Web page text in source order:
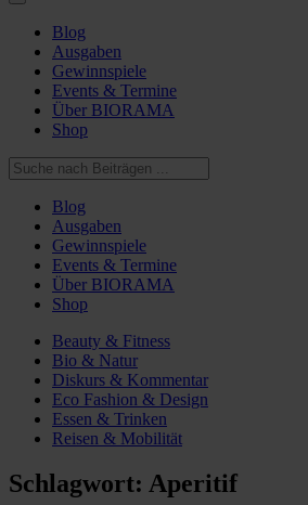
Blog
Ausgaben
Gewinnspiele
Events & Termine
Über BIORAMA
Shop
Blog
Ausgaben
Gewinnspiele
Events & Termine
Über BIORAMA
Shop
Beauty & Fitness
Bio & Natur
Diskurs & Kommentar
Eco Fashion & Design
Essen & Trinken
Reisen & Mobilität
Schlagwort: Aperitif